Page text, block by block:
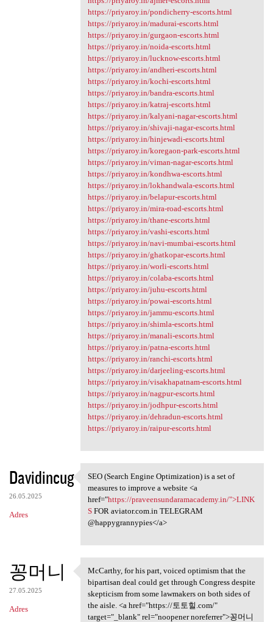
https://priyaroy.in/pondicherry-escorts.html
https://priyaroy.in/madurai-escorts.html
https://priyaroy.in/gurgaon-escorts.html
https://priyaroy.in/noida-escorts.html
https://priyaroy.in/lucknow-escorts.html
https://priyaroy.in/andheri-escorts.html
https://priyaroy.in/kochi-escorts.html
https://priyaroy.in/bandra-escorts.html
https://priyaroy.in/katraj-escorts.html
https://priyaroy.in/kalyani-nagar-escorts.html
https://priyaroy.in/shivaji-nagar-escorts.html
https://priyaroy.in/hinjewadi-escorts.html
https://priyaroy.in/koregaon-park-escorts.html
https://priyaroy.in/viman-nagar-escorts.html
https://priyaroy.in/kondhwa-escorts.html
https://priyaroy.in/lokhandwala-escorts.html
https://priyaroy.in/belapur-escorts.html
https://priyaroy.in/mira-road-escorts.html
https://priyaroy.in/thane-escorts.html
https://priyaroy.in/vashi-escorts.html
https://priyaroy.in/navi-mumbai-escorts.html
https://priyaroy.in/ghatkopar-escorts.html
https://priyaroy.in/worli-escorts.html
https://priyaroy.in/colaba-escorts.html
https://priyaroy.in/juhu-escorts.html
https://priyaroy.in/powai-escorts.html
https://priyaroy.in/jammu-escorts.html
https://priyaroy.in/shimla-escorts.html
https://priyaroy.in/manali-escorts.html
https://priyaroy.in/patna-escorts.html
https://priyaroy.in/ranchi-escorts.html
https://priyaroy.in/darjeeling-escorts.html
https://priyaroy.in/visakhapatnam-escorts.html
https://priyaroy.in/nagpur-escorts.html
https://priyaroy.in/jodhpur-escorts.html
https://priyaroy.in/dehradun-escorts.html
https://priyaroy.in/raipur-escorts.html
Davidincug
26.05.2025
Adres
SEO (Search Engine
SEO (Search Engine Optimization) is a set of
measures to improve a website <a
href="https://praveensundaramacademy.in/">LINK
SFOR aviator.com.in TELEGRAM
@happygrannypies</a>
꽁머니
27.05.2025
Adres
McCarthy, for his part,
McCarthy, for his part, voiced optimism that the
bipartisan deal could get through Congress despite
skepticism from some lawmakers on both sides of
the aisle. <a href="https://토토힐.com/"
target="_blank" rel="noopener noreferrer">꽁머니